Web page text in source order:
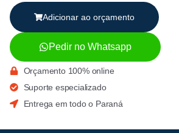
Adicionar ao orçamento
Pedir no Whatsapp
Orçamento 100% online
Suporte especializado
Entrega em todo o Paraná